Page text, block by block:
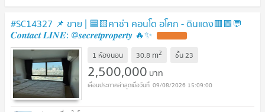
#SC14327​​ 📌 ขาย | 🟦🟨คาซ่า คอนโด อโศก - ดินแดง🟥🟩💬
𝑪𝒐𝒏𝒕𝒂𝒄𝒕 𝑳𝑰𝑵𝑬: @𝒔𝒆𝒄𝒓𝒆𝒕𝒑𝒓𝒐𝒑𝒆𝒓𝒕𝒚 🔥✨
1 ห้องนอน 30.8 m2 ชั้น23
2,500,000 บาท
09/08/2026 15:09:00